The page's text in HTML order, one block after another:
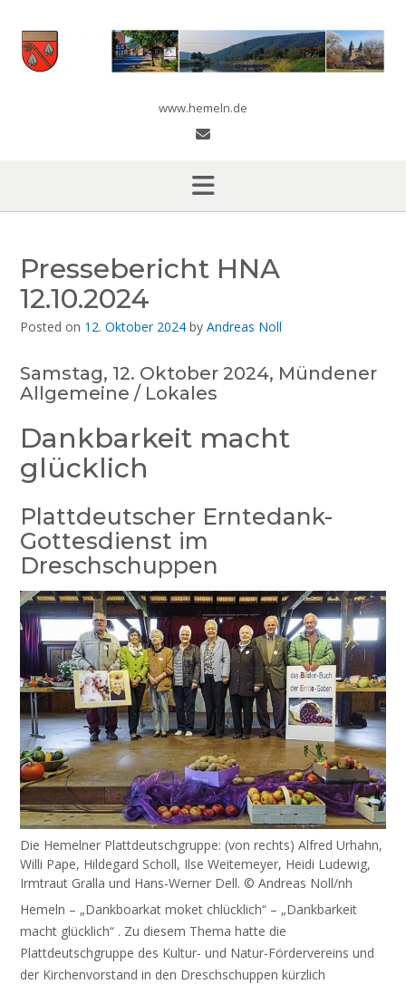
content
www.hemeln.de
Pressebericht HNA
12.10.2024
Posted on 12. Oktober 2024 by Andreas Noll
Samstag, 12. Oktober 2024, Mündener
Allgemeine / Lokales
Dankbarkeit macht
glücklich
Plattdeutscher Erntedank-
Gottesdienst im
Dreschschuppen
Die Hemelner Plattdeutschgruppe: (von rechts) Alfred Urhahn,
Willi Pape, Hildegard Scholl, Ilse Weitemeyer, Heidi Ludewig,
Irmtraut Gralla und Hans-Werner Dell. © Andreas Noll/nh
Hemeln – „Dankboarkat moket chlücklich“ – „Dankbarkeit
macht glücklich“ . Zu diesem Thema hatte die
Plattdeutschgruppe des Kultur- und Natur-Fördervereins und
der Kirchenvorstand in den Dreschschuppen kürzlich